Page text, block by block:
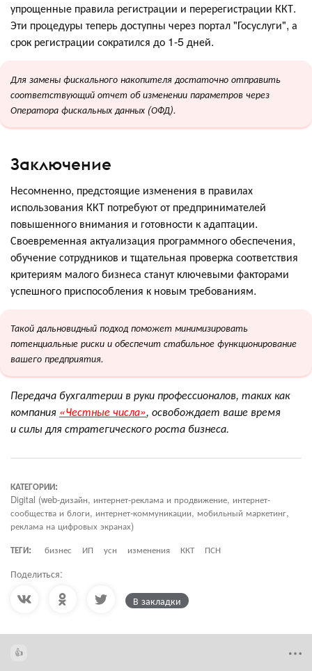
упрощенные правила регистрации и перерегистрации ККТ.
Эти процедуры теперь доступны через портал "Госуслуги", а
срок регистрации сократился до 1-5 дней.
Для замены фискального накопителя достаточно отправить
соответствующий отчет об изменении параметров через
Оператора фискальных данных (ОФД).
Заключение
Несомненно, предстоящие изменения в правилах
использования ККТ потребуют от предпринимателей
повышенного внимания и готовности к адаптации.
Своевременная актуализация программного обеспечения,
обучение сотрудников и тщательная проверка соответствия
критериям малого бизнеса станут ключевыми факторами
успешного приспособления к новым требованиям.
Такой дальновидный подход поможет минимизировать
потенциальные риски и обеспечит стабильное функционирование
вашего предприятия.
Передача бухгалтерии в руки профессионалов, таких как
компания «Честные числа», освобождает ваше время
и силы для стратегического роста бизнеса.
КАТЕГОРИИ:
Digital (web-дизайн, интернет-реклама и продвижение, интернет-
сообщества и блоги, интернет-коммуникации, мобильный маркетинг,
реклама на цифровых экранах)
ТЕГИ:
бизнес ИП усн изменения ККТ ПСН
Поделиться:
В закладки